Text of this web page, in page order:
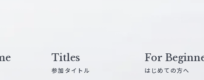
Titles
参加タイトル
For
はじめての方へ